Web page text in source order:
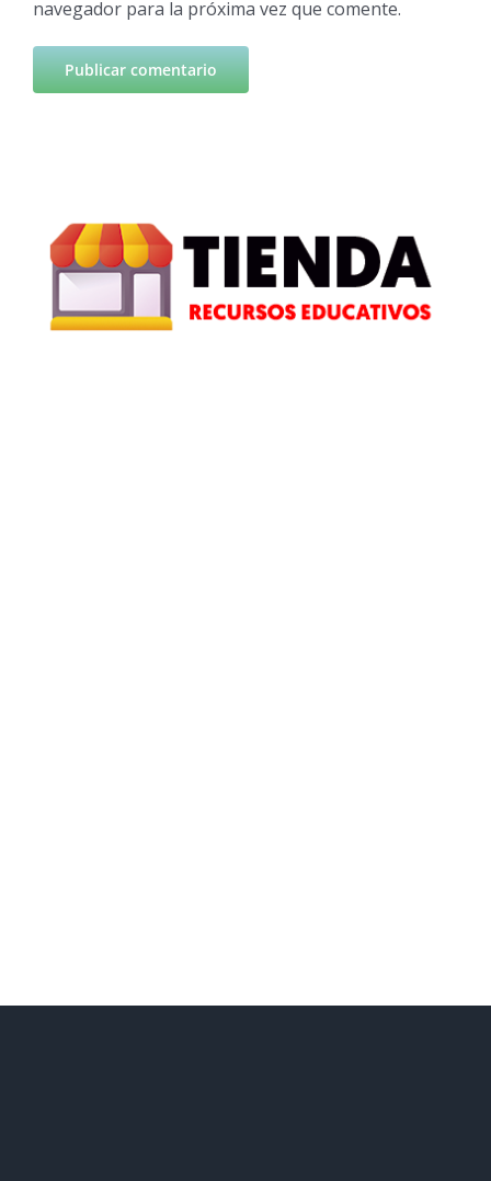
navegador para la próxima vez que comente.